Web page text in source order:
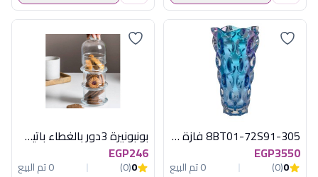
8BT01-72S91-305 فازة بلو تيك بوهيمى
EGP3550
0
(0)
0 تم البيع
بونبونيرة 3دور بالغطاء باتيسيرى باسابتشة
EGP246
0
(0)
0 تم البيع